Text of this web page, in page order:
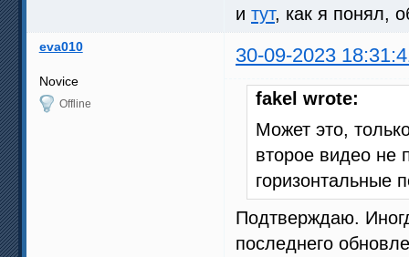
и тут, как я понял,
eva010 30-09-2023
Novice
Offline
fakel wrote:
Может это,
второе видео не
горизонтальные
Подтверждаю.
последнего